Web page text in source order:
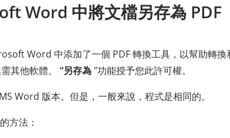
Word 中將文檔另存為 PDF
Word 中添加了一個 PDF 轉換工具，以幫助轉換
其他軟體。 “另存為”功能授予您此許可權。
Word 版本。但是，一般來說，程式是相同的。
方法：